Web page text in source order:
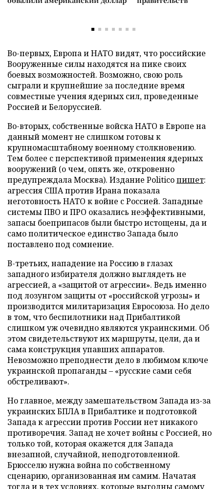
Во-первых, Европа и НАТО видят, что российские
Вооруженные силы находятся на пике своих
боевых возможностей. Возможно, свою роль
сыграли и крупнейшие за последние время
совместные учения ядерных сил, проведенные
Россией и Белоруссией.
Во-вторых, собственные войска НАТО в Европе на
данный момент не слишком готовы к
крупномасштабному военному столкновению.
Тем более с перспективой применения ядерных
вооружений (о чем, опять же, откровенно
предупреждала Москва). Издание Politicoпишет:
агрессия США против Ирана показала
неготовность НАТО к войне с Россией. Западные
системы ПВО и ПРО оказались неэффективными,
запасы боеприпасов были быстро истощены, да и
само политическое единство Запада было
поставлено под сомнение.
В-третьих, нападение на Россию в глазах
западного избирателя должно выглядеть не
агрессией, а «защитой от агрессии». Ведь именно
под лозунгом защиты от «российской угрозы» и
производится милитаризация Евросоюза. Но дело
в том, что беспилотники над Прибалтикой
слишком уж очевидно являются украинскими. Об
этом свидетельствуют их маршруты, цели, да и
сама конструкция упавших аппаратов.
Невозможно преподнести дело в любимом ключе
украинской пропаганды – «русские сами себя
обстреливают».
Но главное, между замешательством Запада из-за
украинских БПЛА в Прибалтике и подготовкой
Запада к агрессии против России нет никакого
противоречия. Запад не хочет войны с Россией, но
только той, которая окажется для Запада
внезапной, случайной, неподготовленной.
Брюсселю нужна война по собственному
сценарию, организованная им самим. Начатая
тогда и в тех условиях, которые выгодны самому